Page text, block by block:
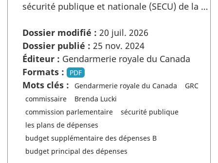
sécurité publique et nationale (SECU) de la …
Dossier modifié : 20 juil. 2026
Dossier publié : 25 nov. 2024
Éditeur : Gendarmerie royale du Canada
Formats :
PDF
Mots clés : Gendarmerie royale du Canada
GRC
commissaire
Brenda Lucki
commission parlementaire
sécurité publique
les plans de dépenses
budget supplémentaire des dépenses B
budget principal des dépenses